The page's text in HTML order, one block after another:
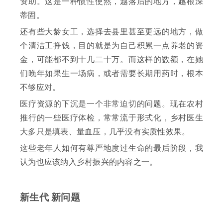
蒂固。
还有些大龄女工，选择去县里甚至更远的地方，做
个清洁工挣钱，目的就是为自己积累一点养老的资
金，可能都不到十几二十万。而这样的数额，在她
们晚年如果生一场病，或者需要长期用药时，根本
不够应对。
医疗资源的下沉是一个非常迫切的问题。现在农村
推行的一些医疗体检，常常流于形式化，乡村医生
大多只是填表、量血压，几乎没有实质性效果。
这些老年人如何有尊严地度过生命的最后阶段，我
认为也应该纳入乡村振兴的内容之一。
新生代 新问题